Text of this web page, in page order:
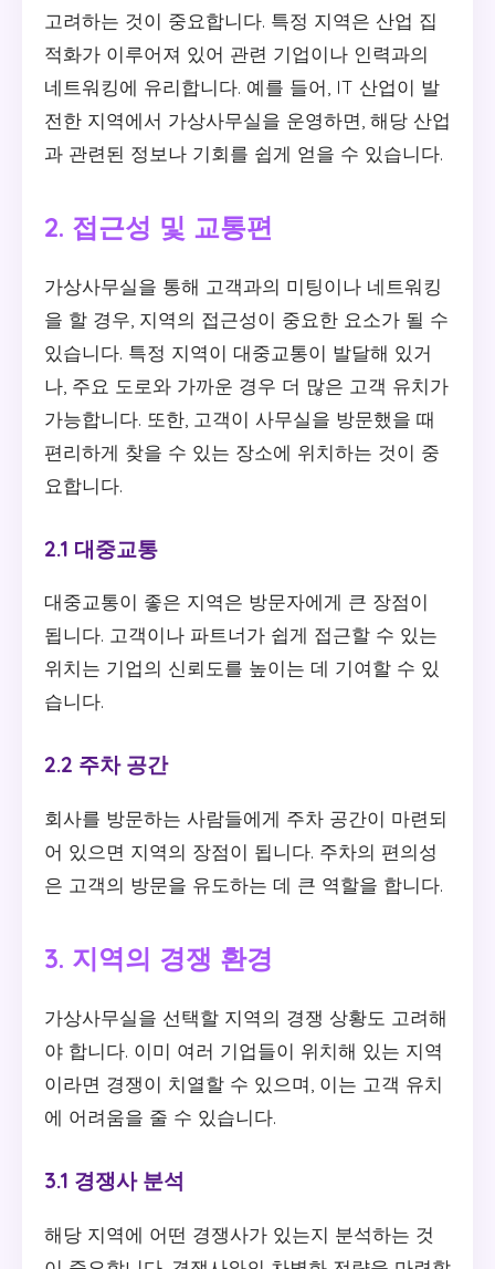
고려하는 것이 중요합니다. 특정 지역은 산업 집
적화가 이루어져 있어 관련 기업이나 인력과의
네트워킹에 유리합니다. 예를 들어, IT 산업이 발
전한 지역에서 가상사무실을 운영하면, 해당 산업
과 관련된 정보나 기회를 쉽게 얻을 수 있습니다.
2. 접근성 및 교통편
가상사무실을 통해 고객과의 미팅이나 네트워킹
을 할 경우, 지역의 접근성이 중요한 요소가 될 수
있습니다. 특정 지역이 대중교통이 발달해 있거
나, 주요 도로와 가까운 경우 더 많은 고객 유치가
가능합니다. 또한, 고객이 사무실을 방문했을 때
편리하게 찾을 수 있는 장소에 위치하는 것이 중
요합니다.
2.1 대중교통
대중교통이 좋은 지역은 방문자에게 큰 장점이
됩니다. 고객이나 파트너가 쉽게 접근할 수 있는
위치는 기업의 신뢰도를 높이는 데 기여할 수 있
습니다.
2.2 주차 공간
회사를 방문하는 사람들에게 주차 공간이 마련되
어 있으면 지역의 장점이 됩니다. 주차의 편의성
은 고객의 방문을 유도하는 데 큰 역할을 합니다.
3. 지역의 경쟁 환경
가상사무실을 선택할 지역의 경쟁 상황도 고려해
야 합니다. 이미 여러 기업들이 위치해 있는 지역
이라면 경쟁이 치열할 수 있으며, 이는 고객 유치
에 어려움을 줄 수 있습니다.
3.1 경쟁사 분석
해당 지역에 어떤 경쟁사가 있는지 분석하는 것